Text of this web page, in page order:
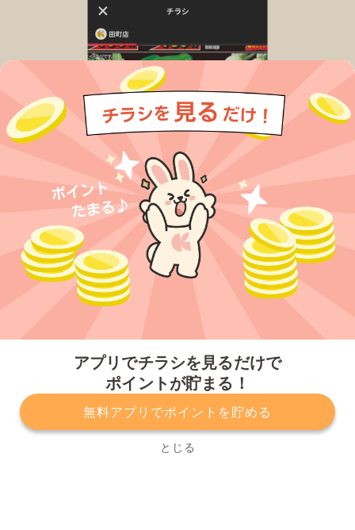
アプリでチラシを見るだけで
ポイントが貯まる！
無料アプリでポイントを貯める
とじる
プライバシーポリシー 利用規約
運営会社
サービスに関してのお問い合わせ